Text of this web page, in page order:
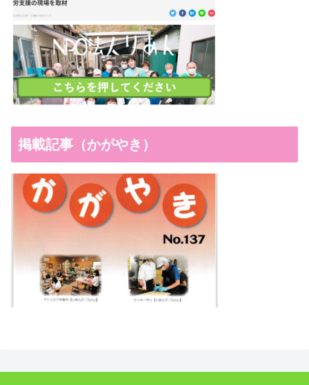
掲載記事（かがやき）